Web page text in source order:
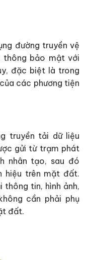
đường truyền vệ
thông bảo mật với
đặc biệt là trong
các phương tiện
truyền tải dữ liệu
gửi từ trạm phát
nhân tạo, sau đó
hiệu trên mặt đất.
tin, hình ảnh,
cần phải phụ
đất.